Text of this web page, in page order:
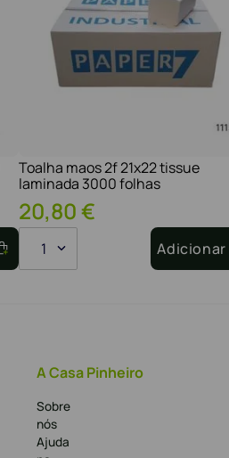
Toalha maos 2f 21x22 tissue
laminada 3000 folhas
20,80€
1 Adicionar
A Casa Pinheiro
Sobre
nós
Ajuda